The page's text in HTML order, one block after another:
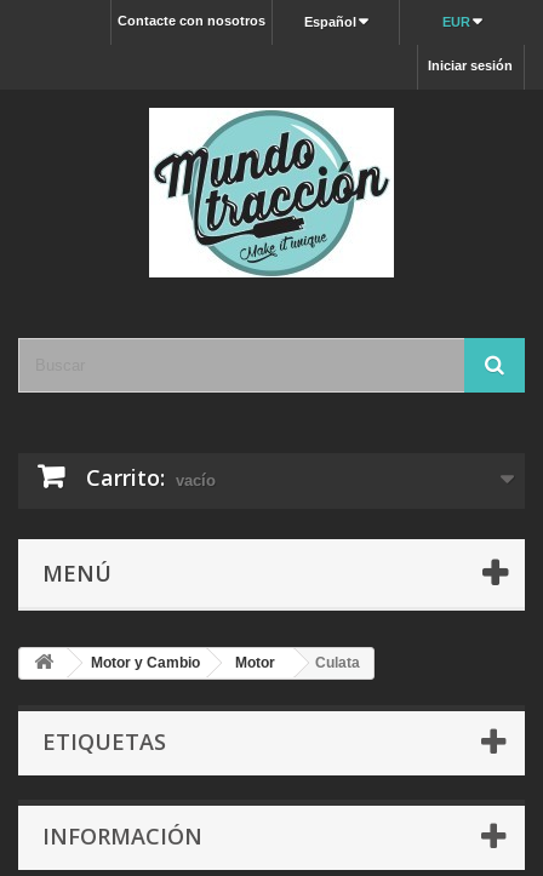
EUR
Español
Contacte con nosotros
Iniciar sesión
Carrito: vacío
MENÚ
Motor y Cambio Motor Culata
ETIQUETAS
INFORMACIÓN